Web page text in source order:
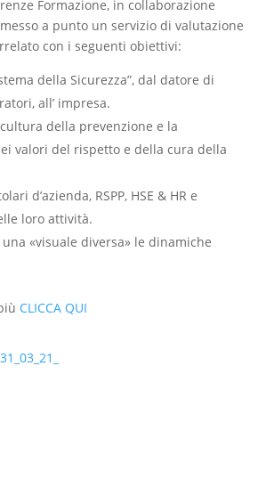
Formazione, in collaborazione
messo a punto un servizio di valutazione
con i seguenti obiettivi:
della Sicurezza”, dal datore di
all’ impresa.
della prevenzione e la
valori del rispetto e della cura della
d’azienda, RSPP, HSE & HR e
loro attività.
«visuale diversa» le dinamiche
CLICCA QUI